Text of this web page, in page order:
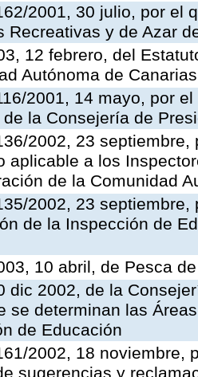
2001, 30 julio, por el
Recreativas y de Azar
12 febrero, del
Autónoma de Canarias
2001, 14 mayo, por
de la Consejería de
2002, 23
aplicable a los
de la Comunidad
2002, 23
de la Inspección de
10 abril, de Pesca
dic 2002, de la
se determinan las
de Educación
2002, 18 noviembre,